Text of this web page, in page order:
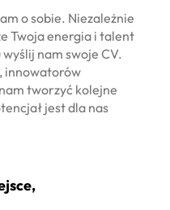
o sobie. Niezależnie
Twoja energia i talent
nam swoje CV.
innowatorów
tworzyć kolejne
jest dla nas